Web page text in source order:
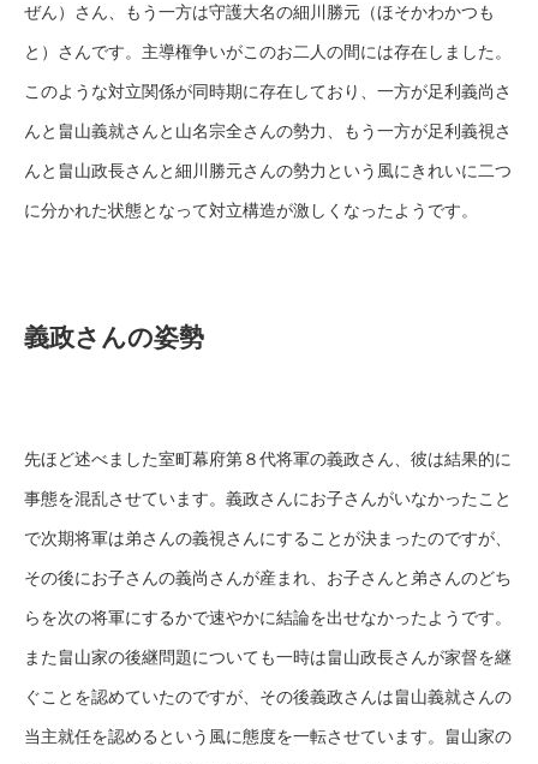
ぜん）さん、もう一方は守護大名の細川勝元（ほそかわかつも
と）さんです。主導権争いがこのお二人の間には存在しました。
このような対立関係が同時期に存在しており、一方が足利義尚さ
んと畠山義就さんと山名宗全さんの勢力、もう一方が足利義視さ
んと畠山政長さんと細川勝元さんの勢力という風にきれいに二つ
に分かれた状態となって対立構造が激しくなったようです。
義政さんの姿勢
先ほど述べました室町幕府第８代将軍の義政さん、彼は結果的に
事態を混乱させています。義政さんにお子さんがいなかったこと
で次期将軍は弟さんの義視さんにすることが決まったのですが、
その後にお子さんの義尚さんが産まれ、お子さんと弟さんのどち
らを次の将軍にするかで速やかに結論を出せなかったようです。
また畠山家の後継問題についても一時は畠山政長さんが家督を継
ぐことを認めていたのですが、その後義政さんは畠山義就さんの
当主就任を認めるという風に態度を一転させています。畠山家の